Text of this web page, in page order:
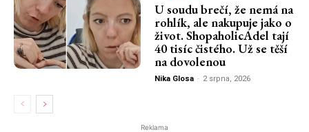
U soudu brečí, že nemá na
rohlík, ale nakupuje jako o
život. ShopaholicAdel tají
40 tisíc čistého. Už se těší
na dovolenou
Nika Glosa - 2 srpna, 2026
Reklama